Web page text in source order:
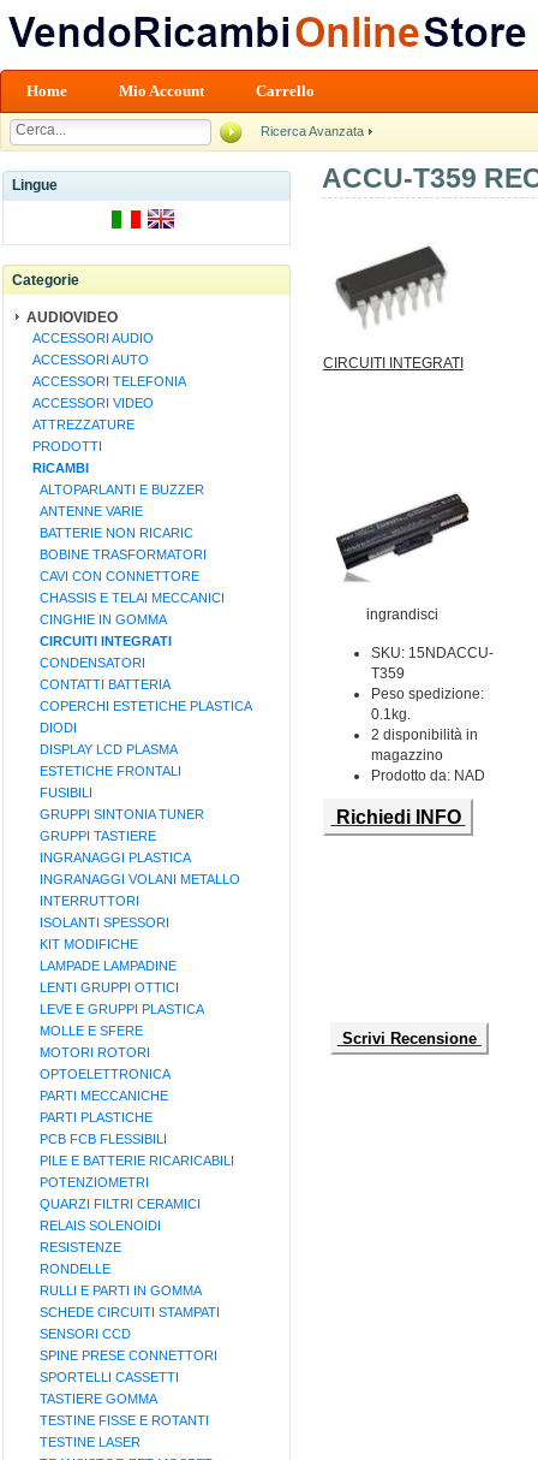
Home Mio Account Carrello
Ricerca Avanzata
Lingue
Categorie
AUDIOVIDEO
ACCESSORI AUDIO
ACCESSORI AUTO
ACCESSORI TELEFONIA
ACCESSORI VIDEO
ATTREZZATURE
PRODOTTI
RICAMBI
ALTOPARLANTI E BUZZER
ANTENNE VARIE
BATTERIE NON RICARIC
BOBINE TRASFORMATORI
CAVI CON CONNETTORE
CHASSIS E TELAI MECCANICI
CINGHIE IN GOMMA
CIRCUITI INTEGRATI
CONDENSATORI
CONTATTI BATTERIA
COPERCHI ESTETICHE PLASTICA
DIODI
DISPLAY LCD PLASMA
ESTETICHE FRONTALI
FUSIBILI
GRUPPI SINTONIA TUNER
GRUPPI TASTIERE
INGRANAGGI PLASTICA
INGRANAGGI VOLANI METALLO
INTERRUTTORI
ISOLANTI SPESSORI
KIT MODIFICHE
LAMPADE LAMPADINE
LENTI GRUPPI OTTICI
LEVE E GRUPPI PLASTICA
MOLLE E SFERE
MOTORI ROTORI
OPTOELETTRONICA
PARTI MECCANICHE
PARTI PLASTICHE
PCB FCB FLESSIBILI
PILE E BATTERIE RICARICABILI
POTENZIOMETRI
QUARZI FILTRI CERAMICI
RELAIS SOLENOIDI
RESISTENZE
RONDELLE
RULLI E PARTI IN GOMMA
SCHEDE CIRCUITI STAMPATI
SENSORI CCD
SPINE PRESE CONNETTORI
SPORTELLI CASSETTI
TASTIERE GOMMA
TESTINE FISSE E ROTANTI
TESTINE LASER
ACCU-T359
CIRCUITI INTEGRATI
ingrandisci
SKU: 15NDACCU-
T359
Peso spedizione:
0.1kg.
2 disponibilità in
magazzino
Prodotto da: NAD
Richiedi INFO
Scrivi Recensione